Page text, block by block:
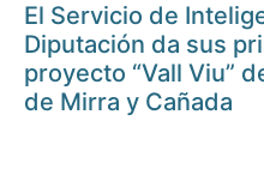
El Servicio de
Diputación da sus
proyecto “Vall Viu”
de Mirra y Cañada